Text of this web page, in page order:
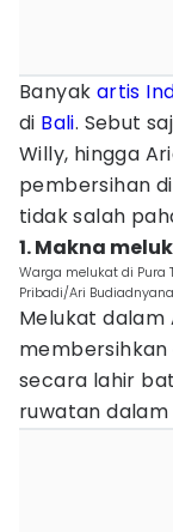
Banyak artis
di Bali. Sebut
Willy, hingga
pembersihan
tidak salah
1. Makna
Warga melukat di Pura
Pribadi/Ari
Melukat dalam
secara lahir
ruwatan dalam